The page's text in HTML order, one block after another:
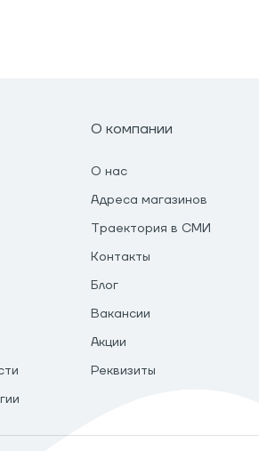
О компании
О нас
Адреса магазинов
Траектория в СМИ
Контакты
Блог
Вакансии
Акции
Реквизиты